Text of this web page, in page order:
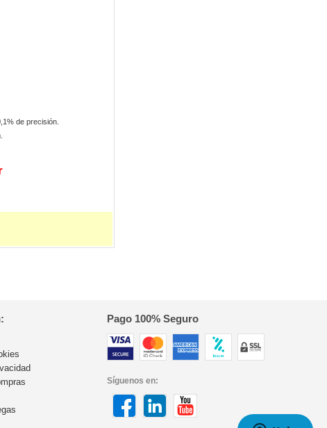
de precisión.
Pago 100% Seguro
Síguenos en: